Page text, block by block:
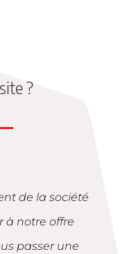
?
de la société
à notre offre
passer une